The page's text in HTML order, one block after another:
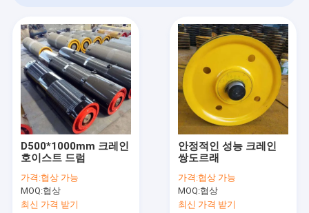
D500*1000mm 크레인
호이스트 드럼
가격:협상 가능
MOQ:협상
최신 가격 받기
안정적인 성능 크레인
쌍도르래
가격:협상 가능
MOQ:협상
최신 가격 받기